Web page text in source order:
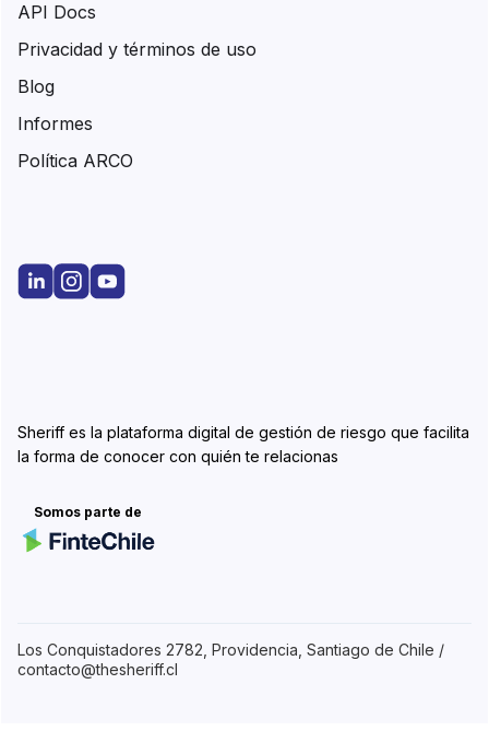
Sheriff es la plataforma digital de gestión de riesgo que facilita
la forma de conocer con quién te relacionas
Somos parte de
API Docs
Privacidad y términos de uso
Blog
Informes
Política ARCO
Los Conquistadores 2782, Providencia, Santiago de Chile /
contacto@thesheriff.cl